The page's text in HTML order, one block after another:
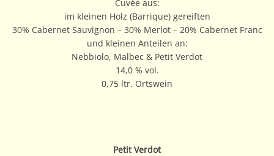
Cuvée aus:
im kleinen Holz (Barrique) gereiften
30% Cabernet Sauvignon – 30% Merlot – 20% Cabernet Franc
und kleinen Anteilen an:
Nebbiolo, Malbec & Petit Verdot
14,0 % vol.
0,75 ltr. Ortswein
Petit Verdot